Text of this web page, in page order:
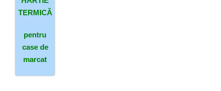
TERMICĂ
pentru
case de
marcat